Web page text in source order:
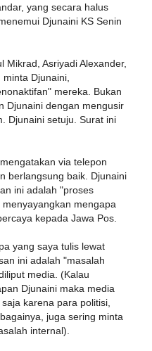
yang secara halus
Djunaini KS Senin
Mikrad, Asriyadi Alexander,
Djunaini,
mereka. Bukan
Djunaini dengan mengusir
Djunaini setuju. Surat ini
via telepon
berlangsung baik. Djunaini
ini adalah "proses
mengapa
kepada Jawa Pos.
yang saya tulis lewat
ini adalah "masalah
media. (Kalau
Djunaini maka media
karena para politisi,
juga sering minta
internal).